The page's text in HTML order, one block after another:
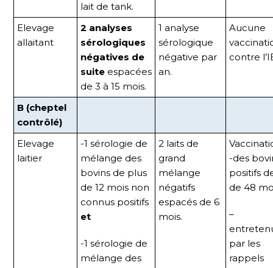
lait de tank.
Elevage
allaitant
2 analyses
sérologiques
négatives de
suite espacées
de 3 à 15 mois.
1 analyse
sérologique
négative par
an.
Aucune
contre
B (cheptel
contrôlé)
Elevage
laitier
-1 sérologie de
mélange des
bovins de plus
de 12 mois non
connus positifs
et
-1 sérologie de
mélange des
2 laits de
grand
mélange
négatifs
espacés de 6
mois.
-des
positifs
de 48
–
par les
rappels